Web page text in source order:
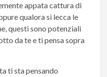
appata cattura di
qualora si lecca le
questi sono potenziali
da te e ti pensa sopra
ti sta pensando